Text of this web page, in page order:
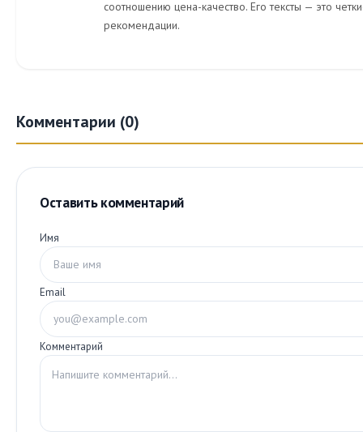
соотношению цена-качество. Его тексты — это
рекомендации.
Комментарии (0)
Оставить комментарий
Имя
Email
Комментарий